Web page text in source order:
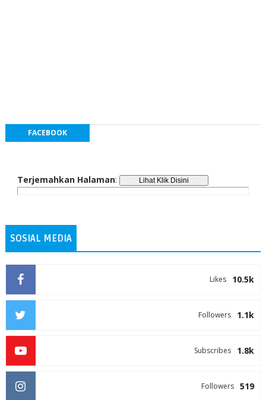
FACEBOOK
Terjemahkan Halaman:
SOSIAL MEDIA
10.5k
Likes
1.1k
Followers
1.8k
Subscribes
519
Followers